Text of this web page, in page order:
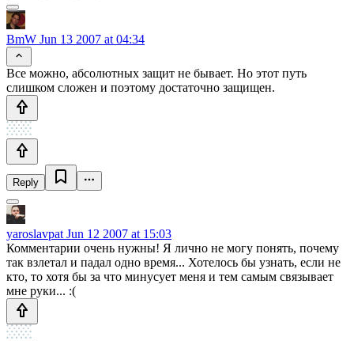
BmW Jun 13 2007 at 04:34
Все можно, абсолютных защит не бывает. Но этот путь
слишком сложен и поэтому достаточно защищен.
Reply
yaroslavpat Jun 12 2007 at 15:03
Комментарии очень нужны! Я лично не могу понять, почему
так взлетал и падал одно время... Хотелось бы узнать, если не
кто, то хотя бы за что минусует меня и тем самым связывает
мне руки... :(